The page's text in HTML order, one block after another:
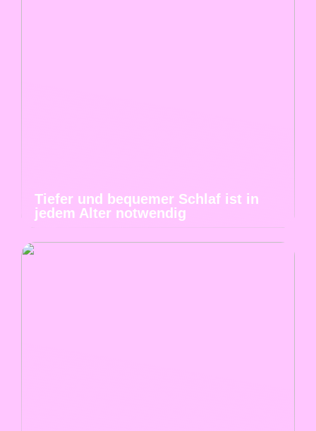
Tiefer und bequemer Schlaf ist in
jedem Alter notwendig